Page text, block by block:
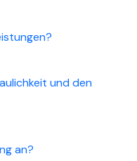
und den
an?